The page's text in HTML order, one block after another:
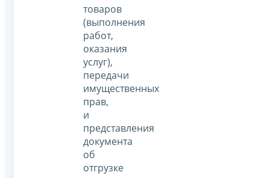
товаров
(выполнения
работ,
оказания
услуг),
передачи
имущественных
прав,
и
представления
документа
об
отгрузке